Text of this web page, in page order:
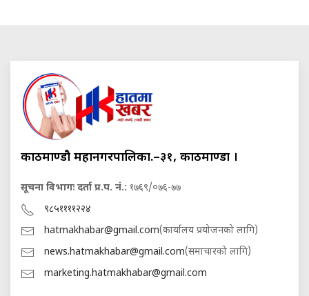
काठमाण्डौ महानगरपालिका.–३१, काठमाण्डौं ।
सूचना विभागः दर्ता प्र.प. नं.: १७६९/०७६-७७
९८५११११२२४
hatmakhabar@gmail.com(कार्यालय प्रयोजनको लागि)
news.hatmakhabar@gmail.com(समाचारको लागि)
marketing.hatmakhabar@gmail.com